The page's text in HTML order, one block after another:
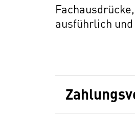
ausführlich